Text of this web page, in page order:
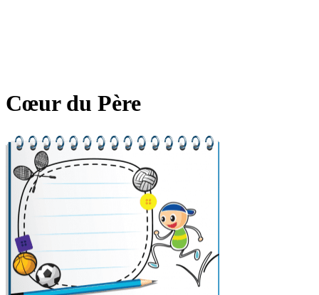
Cœur du Père